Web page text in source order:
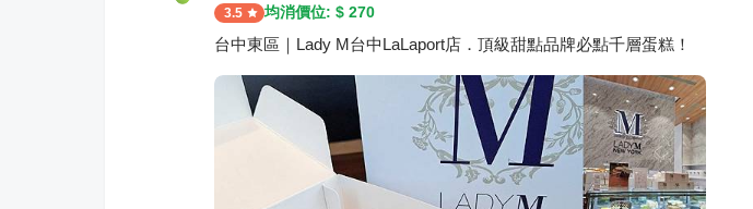
3.5 均消價位: $ 270
台中東區｜Lady M台中LaLaport店．頂級甜點品牌必點千層蛋糕！